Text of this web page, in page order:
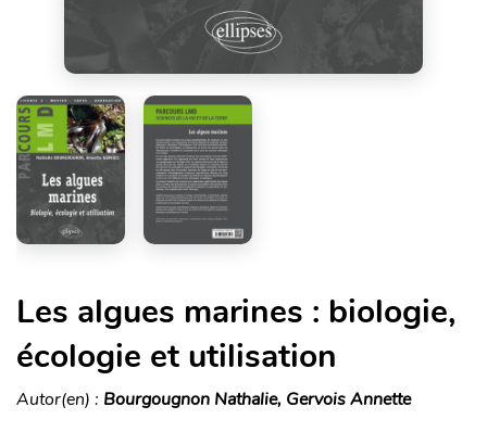
Les algues marines : biologie,
écologie et utilisation
Autor(en) : Bourgougnon Nathalie, Gervois Annette